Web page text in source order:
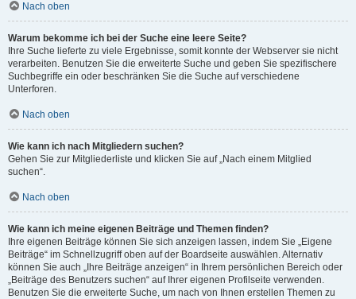
Nach oben
Warum bekomme ich bei der Suche eine leere Seite?
Ihre Suche lieferte zu viele Ergebnisse, somit konnte der Webserver sie nicht
verarbeiten. Benutzen Sie die erweiterte Suche und geben Sie spezifischere
Suchbegriffe ein oder beschränken Sie die Suche auf verschiedene
Unterforen.
Nach oben
Wie kann ich nach Mitgliedern suchen?
Gehen Sie zur Mitgliederliste und klicken Sie auf „Nach einem Mitglied
suchen“.
Nach oben
Wie kann ich meine eigenen Beiträge und Themen finden?
Ihre eigenen Beiträge können Sie sich anzeigen lassen, indem Sie „Eigene
Beiträge“ im Schnellzugriff oben auf der Boardseite auswählen. Alternativ
können Sie auch „Ihre Beiträge anzeigen“ in Ihrem persönlichen Bereich oder
„Beiträge des Benutzers suchen“ auf Ihrer eigenen Profilseite verwenden.
Benutzen Sie die erweiterte Suche, um nach von Ihnen erstellen Themen zu